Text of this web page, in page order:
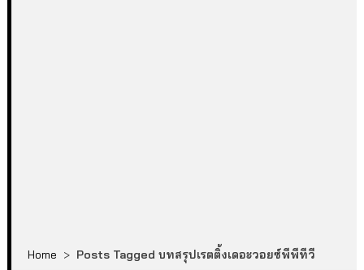
Home > Posts Tagged บทสรุปเรตติ้งเดอะวอยซ์พีพีทีวี